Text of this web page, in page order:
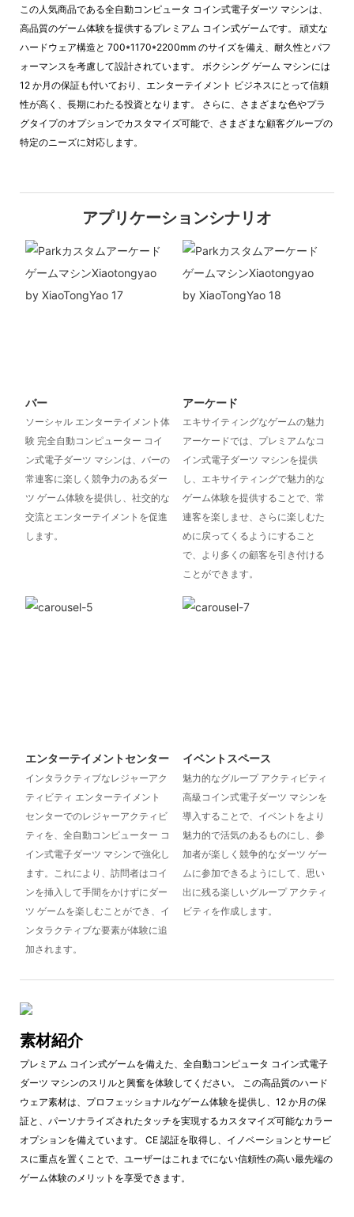
この人気商品である全自動コンピュータ コイン式電子ダーツ マシンは、
高品質のゲーム体験を提供するプレミアム コイン式ゲームです。 頑丈な
ハードウェア構造と 700*1170*2200mm のサイズを備え、耐久性とパフ
ォーマンスを考慮して設計されています。 ボクシング ゲーム マシンには
12 か月の保証も付いており、エンターテイメント ビジネスにとって信頼
性が高く、長期にわたる投資となります。 さらに、さまざまな色やプラ
グタイプのオプションでカスタマイズ可能で、さまざまな顧客グループの
特定のニーズに対応します。
アプリケーションシナリオ
バー
ソーシャル エンターテイメント体
験 完全自動コンピューター コイ
ン式電子ダーツ マシンは、バーの
常連客に楽しく競争力のあるダー
ツ ゲーム体験を提供し、社交的な
交流とエンターテイメントを促進
します。
アーケード
エキサイティングなゲームの魅力
アーケードでは、プレミアムなコ
イン式電子ダーツ マシンを提供
し、エキサイティングで魅力的な
ゲーム体験を提供することで、常
連客を楽しませ、さらに楽しむた
めに戻ってくるようにすること
で、より多くの顧客を引き付ける
ことができます。
エンターテイメントセンター
インタラクティブなレジャーアク
ティビティ エンターテイメント
センターでのレジャーアクティビ
ティを、全自動コンピューター コ
イン式電子ダーツ マシンで強化し
ます。これにより、訪問者はコイ
ンを挿入して手間をかけずにダー
ツ ゲームを楽しむことができ、イ
ンタラクティブな要素が体験に追
加されます。
イベントスペース
魅力的なグループ アクティビティ
高級コイン式電子ダーツ マシンを
導入することで、イベントをより
魅力的で活気のあるものにし、参
加者が楽しく競争的なダーツ ゲー
ムに参加できるようにして、思い
出に残る楽しいグループ アクティ
ビティを作成します。
素材紹介
プレミアム コイン式ゲームを備えた、全自動コンピュータ コイン式電子
ダーツ マシンのスリルと興奮を体験してください。 この高品質のハード
ウェア素材は、プロフェッショナルなゲーム体験を提供し、12 か月の保
証と、パーソナライズされたタッチを実現するカスタマイズ可能なカラー
オプションを備えています。 CE 認証を取得し、イノベーションとサービ
スに重点を置くことで、ユーザーはこれまでにない信頼性の高い最先端の
ゲーム体験のメリットを享受できます。